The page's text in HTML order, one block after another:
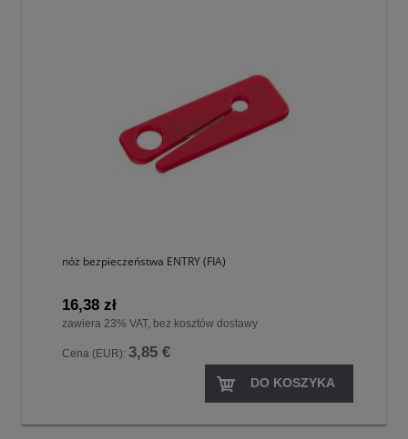
nóż bezpieczeństwa ENTRY (FIA)
16,38 zł
zawiera 23% VAT, bez kosztów dostawy
Cena (EUR): 3,85 €
DO KOSZYKA